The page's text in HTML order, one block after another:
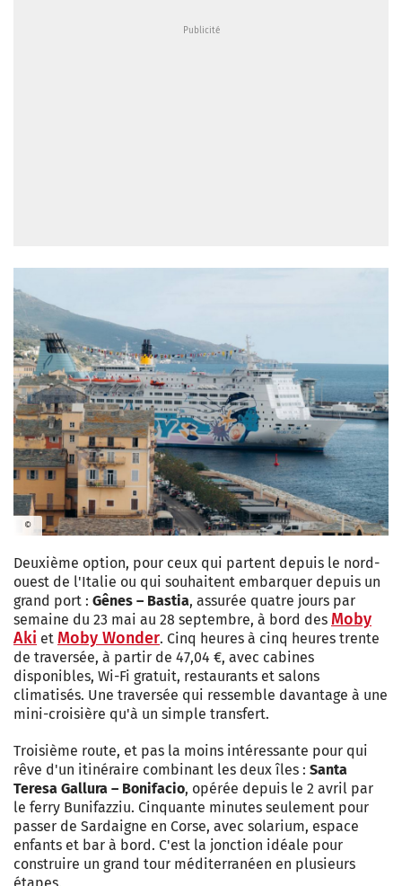
©
Deuxième option, pour ceux qui partent depuis le nord-
ouest de l'Italie ou qui souhaitent embarquer depuis un
grand port : Gênes – Bastia, assurée quatre jours par
semaine du 23 mai au 28 septembre, à bord des Moby
Aki et Moby Wonder. Cinq heures à cinq heures trente
de traversée, à partir de 47,04 €, avec cabines
disponibles, Wi-Fi gratuit, restaurants et salons
climatisés. Une traversée qui ressemble davantage à une
mini-croisière qu'à un simple transfert.
Troisième route, et pas la moins intéressante pour qui
rêve d'un itinéraire combinant les deux îles : Santa
Teresa Gallura – Bonifacio, opérée depuis le 2 avril par
le ferry Bunifazziu. Cinquante minutes seulement pour
passer de Sardaigne en Corse, avec solarium, espace
enfants et bar à bord. C'est la jonction idéale pour
construire un grand tour méditerranéen en plusieurs